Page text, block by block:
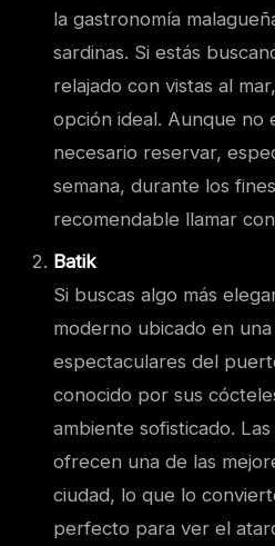
la gastronomía
sardinas. Si estás
relajado con vistas al
opción ideal. Aunque no
necesario reservar,
semana, durante los
recomendable llamar
Batik
Si buscas algo más
moderno ubicado en
espectaculares del
conocido por sus
ambiente sofisticado.
ofrecen una de las
ciudad, lo que lo
perfecto para ver el